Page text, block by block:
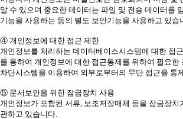
알 수 있으며 중요한 데이터는 파일 및 전송 데이터를
기능을 사용하는 등의 별도 보안기능을 사용하고 있습
④ 개인정보에 대한 접근 제한
개인정보를 처리하는 데이터베이스시스템에 대한 접
를 통하여 개인정보에 대한 접근통제를 위하여 필요한
차단시스템을 이용하여 외부로부터의 무단 접근을 통
⑤ 문서보안을 위한 잠금장치 사용
개인정보가 포함된 서류, 보조저장매체 등을 잠금장치
관하고 있습니다.